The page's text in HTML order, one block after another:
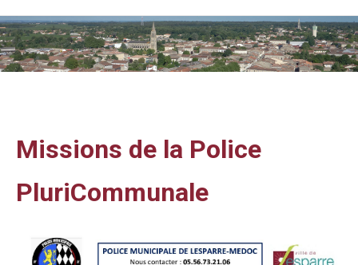
Vous êtes ici :
Missions de la Police
PluriCommunale